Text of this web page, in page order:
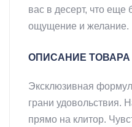
вас в десерт, что еще
ощущение и желание.
ОПИСАНИЕ ТОВАРА
Эксклюзивная
грани удовольствия.
прямо на клитор.